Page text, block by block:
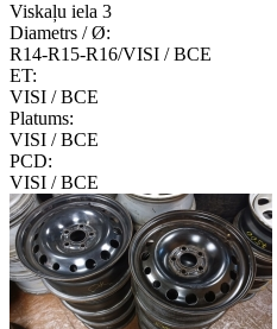
Viskaļu iela 3
Diametrs / Ø:
R14-R15-R16/VISI / ВСЕ
ET:
VISI / ВСЕ
Platums:
VISI / ВСЕ
PCD:
VISI / ВСЕ